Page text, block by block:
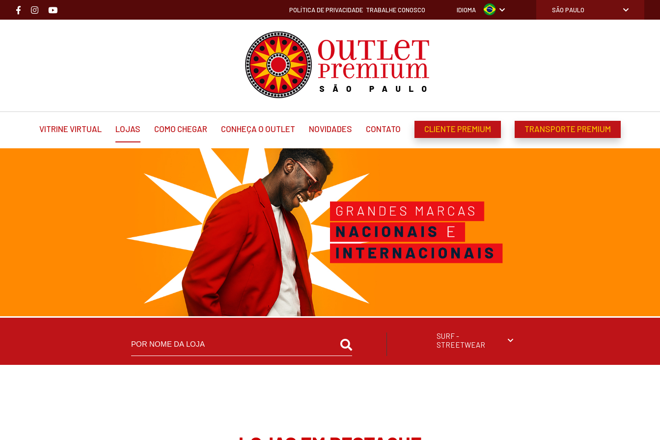
POLÍTICA DE PRIVACIDADE TRABALHE CONOSCO IDIOMA SÃO PAULO
VITRINE VIRTUAL LOJAS COMO CHEGAR CONHEÇA O OUTLET NOVIDADES CONTATO CLIENTE PREMIUM TRANSPORTE PREMIUM
SURF -
STREETWEAR